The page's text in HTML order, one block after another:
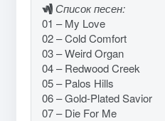
Список песен:
01 – My Love
02 – Cold Comfort
03 – Weird Organ
04 – Redwood Creek
05 – Palos Hills
06 – Gold-Plated Savior
07 – Die For Me